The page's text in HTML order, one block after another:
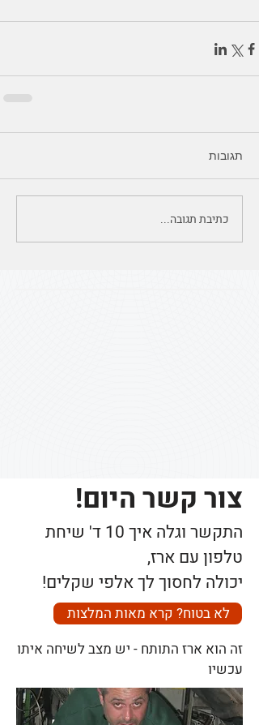
תגובות
כתיבת תגובה...
צור קשר היום!
התקשר וגלה איך 10 ד' שיחת
טלפון עם ארז,
יכולה לחסוך לך אלפי שקלים!
לא בטוח? קרא מאות המלצות
זה הוא ארז התותח - יש מצב לשיחה איתו
עכשיו